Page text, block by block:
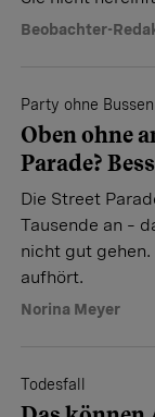
Beobachter-
Party ohne Bussen
Oben ohne
Parade?
Die Street
Tausende an –
nicht gut
aufhört.
Norina Meyer
Todesfall